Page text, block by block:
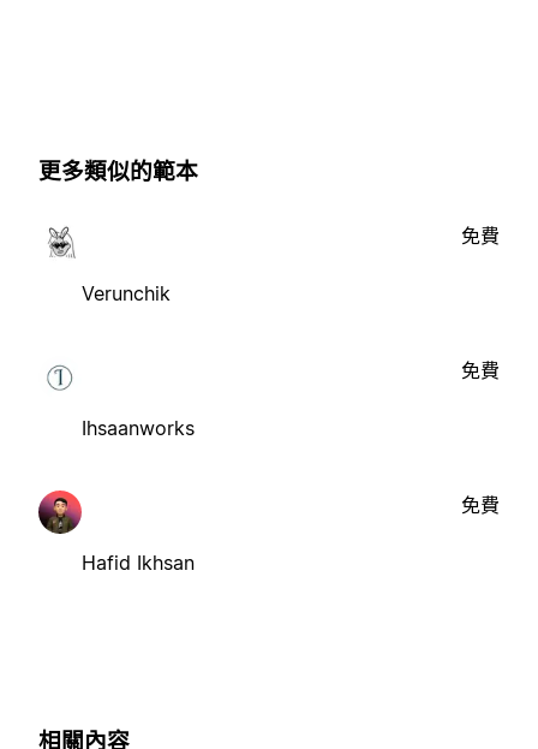
更多類似的範本
Verunchik
免費
Ihsaanworks
免費
Hafid Ikhsan
免費
相關內容